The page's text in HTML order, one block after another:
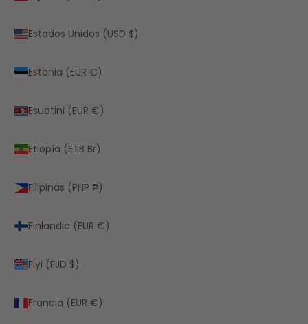
Estados Unidos (USD $)
Estonia (EUR €)
Esuatini (EUR €)
Etiopía (ETB Br)
Filipinas (PHP ₱)
Finlandia (EUR €)
Fiyi (FJD $)
Francia (EUR €)